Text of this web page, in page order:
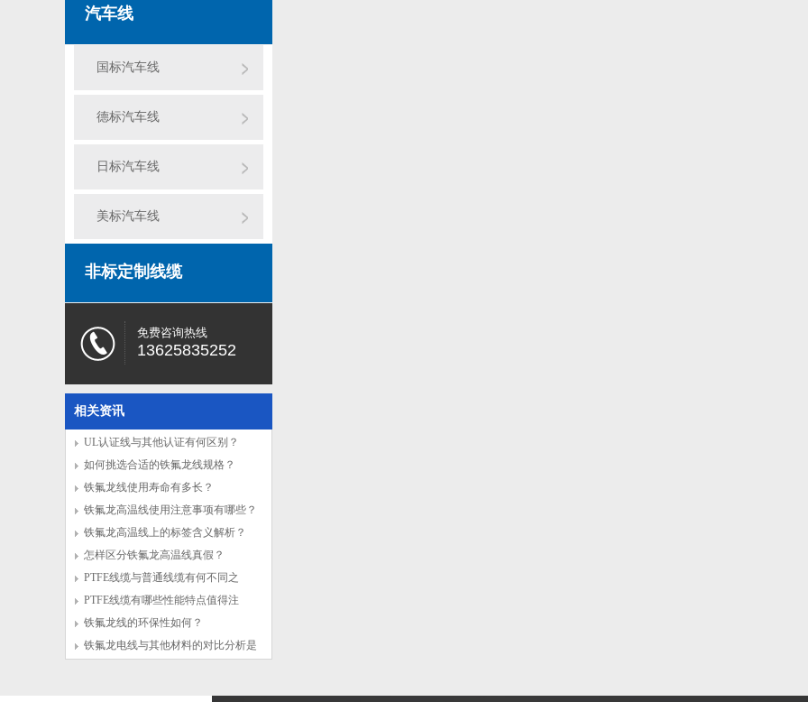
汽车线
国标汽车线
德标汽车线
日标汽车线
美标汽车线
非标定制线缆
免费咨询热线
13625835252
相关资讯
UL认证线与其他认证有何区别？
如何挑选合适的铁氟龙线规格？
铁氟龙线使用寿命有多长？
铁氟龙高温线使用注意事项有哪些？
铁氟龙高温线上的标签含义解析？
怎样区分铁氟龙高温线真假？
PTFE线缆与普通线缆有何不同之
处？
PTFE线缆有哪些性能特点值得注
意？
铁氟龙线的环保性如何？
铁氟龙电线与其他材料的对比分析是